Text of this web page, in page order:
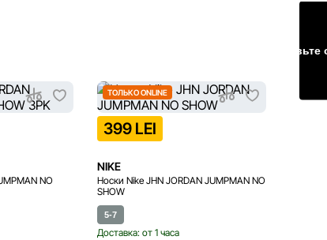
NO
ТОЛЬКО ONLINE
399 LEI
NIKE
Носки Nike JHN JORDAN JUMPMAN NO
SHOW
5-7
Доставка: от 1 часа
Оставьте